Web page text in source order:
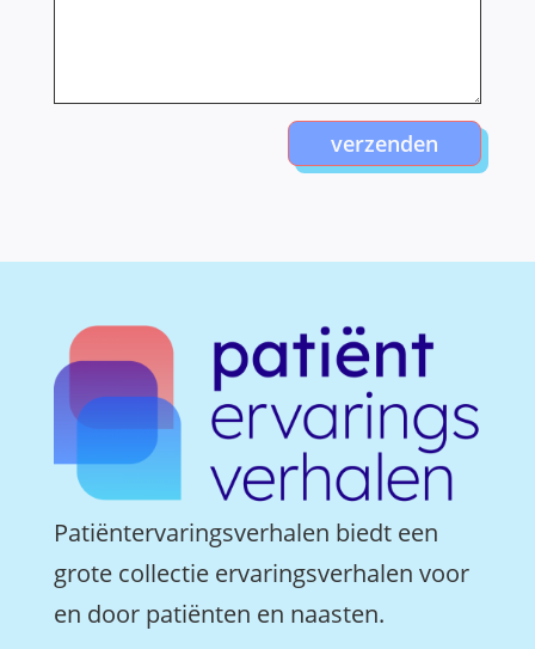
verzenden
Patiëntervaringsverhalen biedt een
grote collectie ervaringsverhalen voor
en door patiënten en naasten.